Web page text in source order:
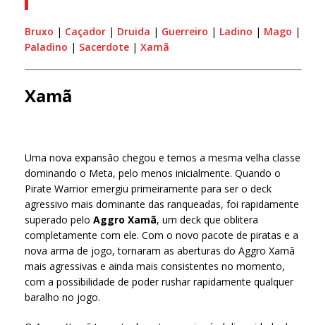
Bruxo | Caçador | Druida | Guerreiro | Ladino | Mago |
Paladino | Sacerdote | Xamã
Xamã
Uma nova expansão chegou e temos a mesma velha classe
dominando o Meta, pelo menos inicialmente. Quando o
Pirate Warrior emergiu primeiramente para ser o deck
agressivo mais dominante das ranqueadas, foi rapidamente
superado pelo Aggro Xamã, um deck que oblitera
completamente com ele. Com o novo pacote de piratas e a
nova arma de jogo, tornaram as aberturas do Aggro Xamã
mais agressivas e ainda mais consistentes no momento,
com a possibilidade de poder rushar rapidamente qualquer
baralho no jogo.